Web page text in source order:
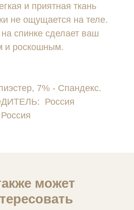
и приятная ткань
не ощущается на теле.
спинке сделает ваш
и роскошным.
7% - Спандекс.
Россия
может